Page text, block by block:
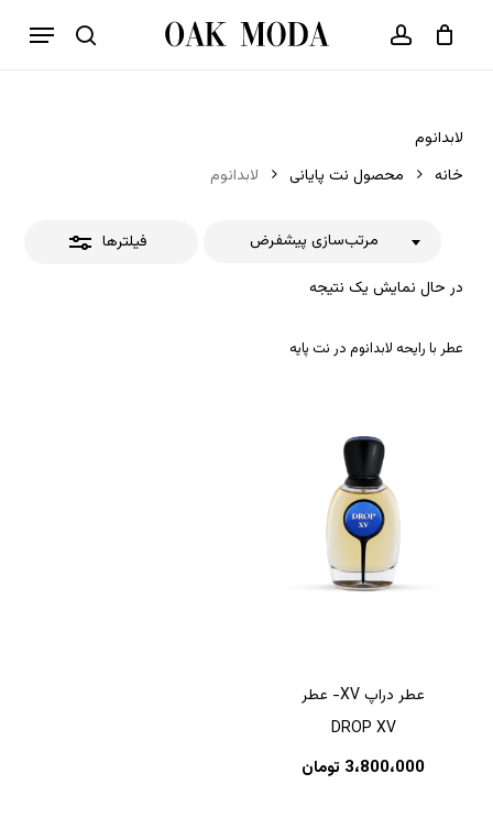
جستجو حساب کاربری
فهرست
سبد خرید بستن
لابدانوم
خانه
محصول نت پایانی لابدانوم
فیلترها
در حال نمایش یک نتیجه
مرتب‌سازی پیشفرض
بستن
عطر با رایحه لابدانوم در نت پایه
عطر دراپ XV- عطر
DROP XV
3،800،000 تومان